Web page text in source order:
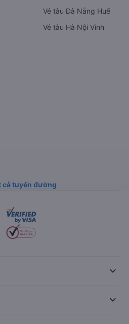
Vé tàu Đà Nẵng Huế
Vé tàu Hà Nội Vinh
cả tuyến đường
keyboard_arrow_down
keyboard_arrow_down